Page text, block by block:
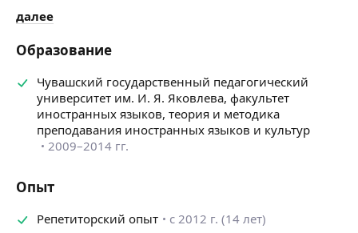
далее
Образование
Чувашский государственный педагогический
университет им. И. Я. Яковлева, факультет
иностранных языков, теория и методика
преподавания иностранных языков и культур
2009–2014 гг.
Опыт
Репетиторский опыт
с 2012 г. (14 лет)